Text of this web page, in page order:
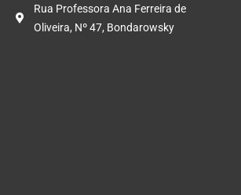
Rua Professora Ana Ferreira de
Oliveira, Nº 47, Bondarowsky